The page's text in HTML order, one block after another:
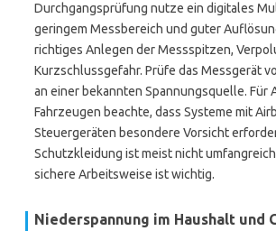
Durchgangsprüfung nutze ein digitales
geringem Messbereich und guter
richtiges Anlegen der Messspitzen,
Kurzschlussgefahr. Prüfe das Messgerät
an einer bekannten Spannungsquelle. Für
Fahrzeugen beachte, dass Systeme mit
Steuergeräten besondere Vorsicht
Schutzkleidung ist meist nicht
sichere Arbeitsweise ist wichtig.
Niederspannung im Haushalt und